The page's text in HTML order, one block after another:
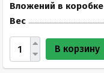
Вложений в коробке
Вес
В корзину